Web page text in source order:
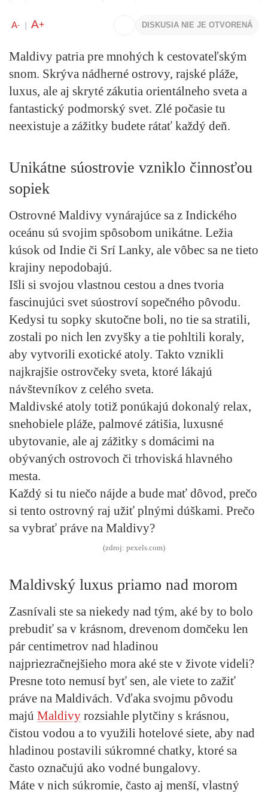
A- A+ DISKUSIA NIE JE OTVORENÁ
Maldivy patria pre mnohých k cestovateľským
snom. Skrýva nádherné ostrovy, rajské pláže,
luxus, ale aj skryté zákutia orientálneho sveta a
fantastický podmorský svet. Zlé počasie tu
neexistuje a zážitky budete rátať každý deň.
Unikátne súostrovie vzniklo činnosťou
sopiek
Ostrovné Maldivy vynárajúce sa z Indického
oceánu sú svojim spôsobom unikátne. Ležia
kúsok od Indie či Srí Lanky, ale vôbec sa ne tieto
krajiny nepodobajú.
Išli si svojou vlastnou cestou a dnes tvoria
fascinujúci svet súostroví sopečného pôvodu.
Kedysi tu sopky skutočne boli, no tie sa stratili,
zostali po nich len zvyšky a tie pohltili koraly,
aby vytvorili exotické atoly. Takto vznikli
najkrajšie ostrovčeky sveta, ktoré lákajú
návštevníkov z celého sveta.
Maldivské atoly totiž ponúkajú dokonalý relax,
snehobiele pláže, palmové zátišia, luxusné
ubytovanie, ale aj zážitky s domácimi na
obývaných ostrovoch či trhoviská hlavného
mesta.
Každý si tu niečo nájde a bude mať dôvod, prečo
si tento ostrovný raj užiť plnými dúškami. Prečo
sa vybrať práve na Maldivy?
(zdroj: pexels.com)
Maldivský luxus priamo nad morom
Zasnívali ste sa niekedy nad tým, aké by to bolo
prebudiť sa v krásnom, drevenom domčeku len
pár centimetrov nad hladinou
najpriezračnejšieho mora aké ste v živote videli?
Presne toto nemusí byť sen, ale viete to zažiť
práve na Maldivách. Vďaka svojmu pôvodu
majú Maldivy rozsiahle plytčiny s krásnou,
čistou vodou a to využili hotelové siete, aby nad
hladinou postavili súkromné chatky, ktoré sa
často označujú ako vodné bungalovy.
Máte v nich súkromie, často aj menší, vlastný